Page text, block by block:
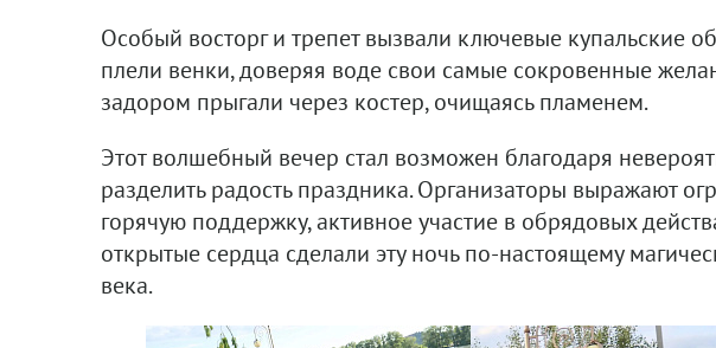
Особый восторг и трепет вызвали ключевые купальские
плели венки, доверяя воде свои самые сокровенные
задором прыгали через костер, очищаясь пламенем.
Этот волшебный вечер стал возможен благодаря
разделить радость праздника. Организаторы выражают
горячую поддержку, активное участие в обрядовых
открытые сердца сделали эту ночь по-настоящему
века.